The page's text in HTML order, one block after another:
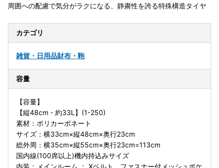
周囲への配慮で気分がラクになる、静粛性を誇る特殊構造タイヤ
カテゴリ
雑貨・日用品財布・鞄
容量
【容量】
【縦48cm・約33L】(1-250)
素材：ポリカーボネート
サイズ：横33cm×縦48cm×奥行23cm
総外周：横35cm×縦55cm×奥行23cm=113cm
国内線(100席以上)機内持込みサイズ